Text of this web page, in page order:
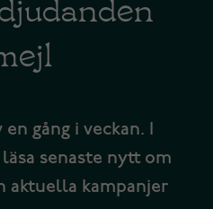
gång i veckan. I
senaste nytt om
aktuella kampanjer